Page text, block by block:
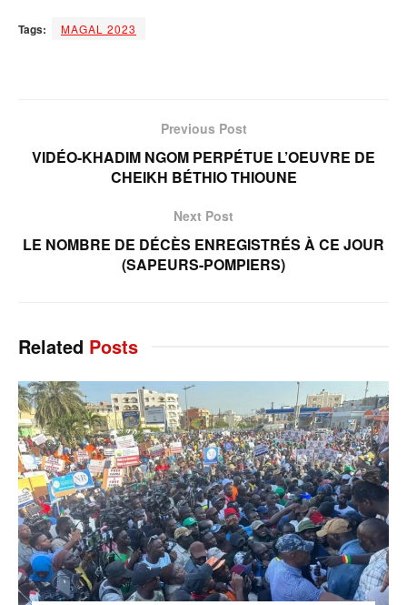
Tags: MAGAL 2023
Previous Post
VIDÉO-KHADIM NGOM PERPÉTUE L’OEUVRE DE
CHEIKH BÉTHIO THIOUNE
Next Post
LE NOMBRE DE DÉCÈS ENREGISTRÉS À CE JOUR
(SAPEURS-POMPIERS)
Related Posts